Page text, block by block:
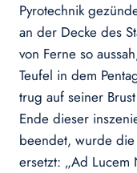
Pyrotechnik
an der Decke des
von Ferne so
Teufel in dem
trug auf seiner
Ende dieser
beendet, wurde
ersetzt: „Ad Lucem